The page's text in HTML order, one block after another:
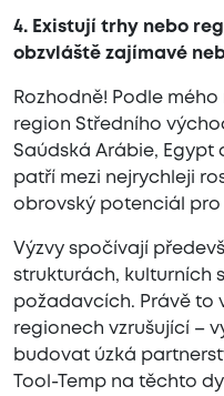
4. Existují trhy nebo
obzvláště zajímavé
Rozhodně! Podle
region Středního
Saúdská Arábie, Egypt
patří mezi nejrychleji
obrovský potenciál pro
Výzvy spočívají
strukturách, kulturních
požadavcích. Právě to
regionech vzrušující –
budovat úzká
Tool-Temp na těchto